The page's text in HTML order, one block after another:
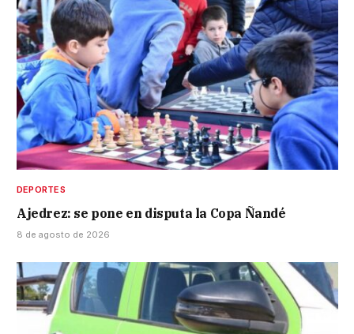
DEPORTES
Ajedrez: se pone en disputa la Copa Ñandé
8 de agosto de 2026